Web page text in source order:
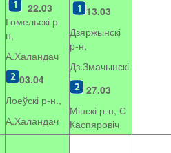
22.03
Гомельскі р-
н,
А.Халандач
03.04
Лоеўскі р-н.,
А.Халандач
13.03
Дзяржынскі
р-н,
Дз.Змачынскі
27.03
Мінскі р-н, С
Каспяровіч